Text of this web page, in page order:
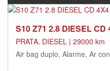
S10 Z71 2.8 DIESEL CD
PRATA, DIESEL | 29000 km
Air bag duplo, Alarme, Ar